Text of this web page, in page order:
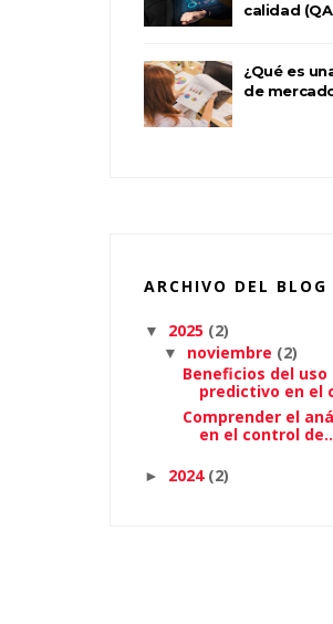
calidad
¿Qué es
de
ARCHIVO DEL BLOG
▼ 2025 (2)
▼ noviembre (2)
Beneficios del
predictivo en el
Comprender el
en el control
► 2024 (2)